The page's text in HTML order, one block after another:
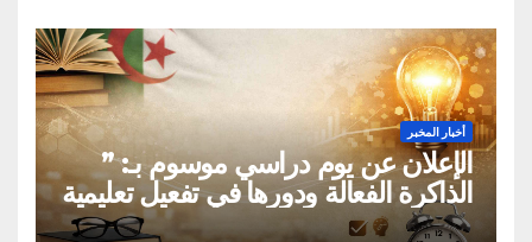
أخبار المخبر
الإعلان عن يوم دراسي موسوم بـ: ”
الذاكرة الفعالة ودورها في تفعيل تعليمية
القراءة السريعة والقراءة التصويرية”